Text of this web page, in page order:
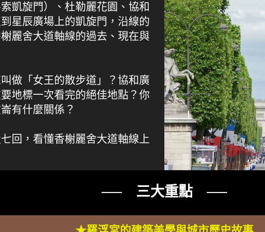
凱旋門）、杜勒麗花園、協和
星辰廣場上的凱旋門，沿線的
麗舍大道軸線的過去、現在與
做「女王的散步道」？協和廣
地標一次看完的絕佳地點？你
有什麼關係？
回，看懂香榭麗舍大道軸線上
── 三大重點 ──